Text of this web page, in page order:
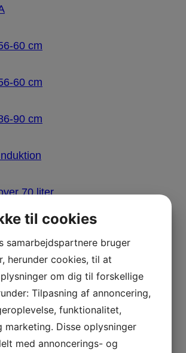
60 cm
60 cm
90 cm
70 liter
også være
i…
til cookies
samarbejdspartnere bruger
herunder cookies, til at
om dig til forskellige
Tilpasning af annoncering,
funktionalitet,
marketing. Disse oplysninger
med annoncerings- og